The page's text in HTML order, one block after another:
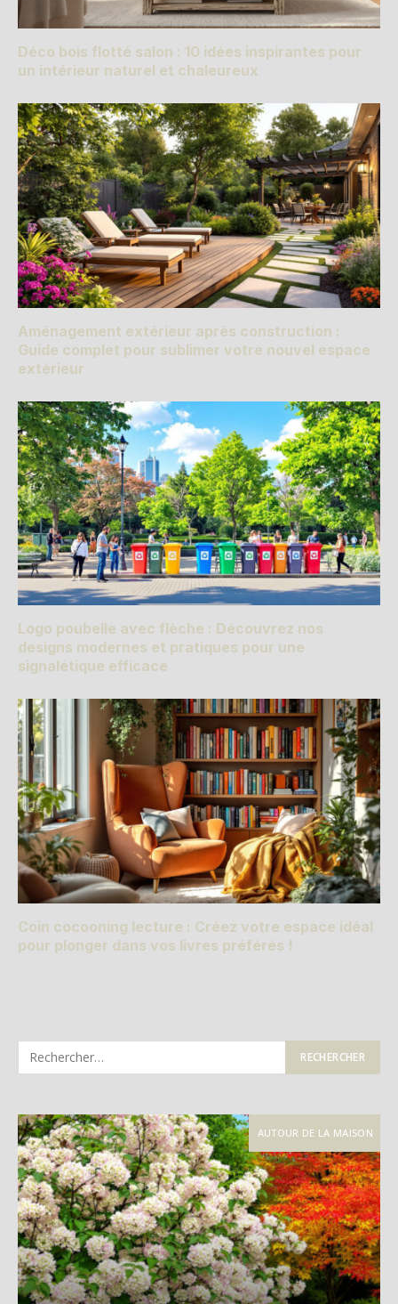
Déco bois flotté salon : 10 idées inspirantes pour
un intérieur naturel et chaleureux
Aménagement extérieur après construction :
Guide complet pour sublimer votre nouvel espace
extérieur
Logo poubelle avec flèche : Découvrez nos
designs modernes et pratiques pour une
signalétique efficace
Coin cocooning lecture : Créez votre espace idéal
pour plonger dans vos livres préférés !
AUTOUR DE LA MAISON